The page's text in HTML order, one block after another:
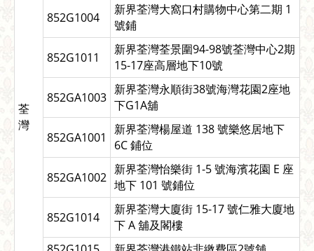
荃
灣
852G1004
新界荃灣大窩口村購物中心第二期 1
號鋪
852G1011
新界荃灣荃景圍94-98號荃灣中心2期
15-17座高層地下10號
852GA1003
新界荃灣永順街38號海灣花園2座地
下G1A舖
852GA1001
新界荃灣楊屋道 138 號樂悠居地下
6C 鋪位
852GA1002
新界荃灣怡樂街 1-5 號海濱花園 E 座
地下 101 號鋪位
852G1014
新界荃灣大廈街 15-17 號仁雅大廈地
下 A 舖及閣樓